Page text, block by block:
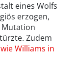
eines Wolfs
erzogen,
Mutation
Zudem
wie Williams in